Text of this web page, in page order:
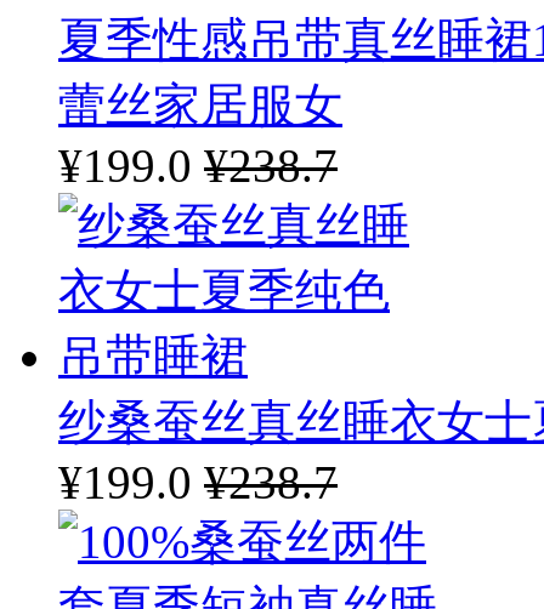
夏季性感吊带真丝睡
蕾丝家居服女
¥199.0 ¥238.7
纱桑蚕丝真丝睡衣女
¥199.0 ¥238.7